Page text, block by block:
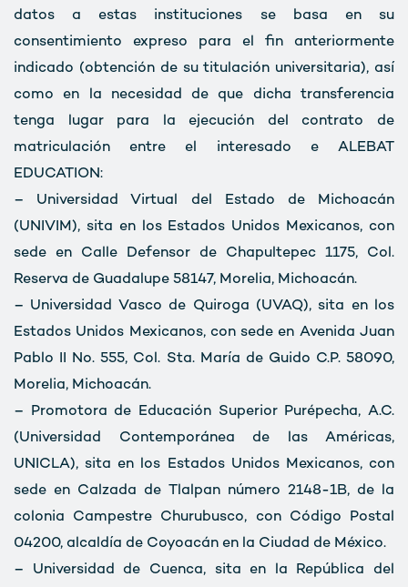
datos a estas instituciones se basa en su
consentimiento expreso para el fin anteriormente
indicado (obtención de su titulación universitaria), así
como en la necesidad de que dicha transferencia
tenga lugar para la ejecución del contrato de
matriculación entre el interesado e ALEBAT
EDUCATION:
– Universidad Virtual del Estado de Michoacán
(UNIVIM), sita en los Estados Unidos Mexicanos, con
sede en Calle Defensor de Chapultepec 1175, Col.
Reserva de Guadalupe 58147, Morelia, Michoacán.
– Universidad Vasco de Quiroga (UVAQ), sita en los
Estados Unidos Mexicanos, con sede en Avenida Juan
Pablo II No. 555, Col. Sta. María de Guido C.P. 58090,
Morelia, Michoacán.
– Promotora de Educación Superior Purépecha, A.C.
(Universidad Contemporánea de las Américas,
UNICLA), sita en los Estados Unidos Mexicanos, con
sede en Calzada de Tlalpan número 2148-1B, de la
colonia Campestre Churubusco, con Código Postal
04200, alcaldía de Coyoacán en la Ciudad de México.
– Universidad de Cuenca, sita en la República del